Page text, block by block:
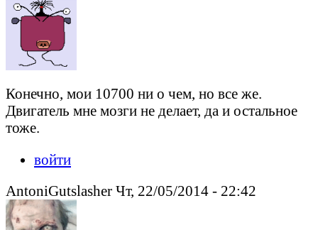
Конечно, мои 10700 ни о чем, но все же.
Двигатель мне мозги не делает, да и остальное
тоже.
войти
AntoniGutslasher Чт, 22/05/2014 - 22:42